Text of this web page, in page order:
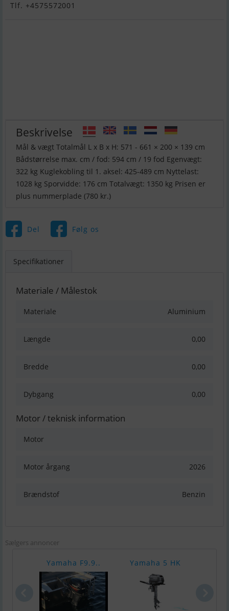
Tlf. +4575572001
Beskrivelse
Mål & vægt Totalmål L x B x H: 571 - 661 × 200 × 139 cm
Bådstørrelse max. cm / fod: 594 cm / 19 fod Egenvægt:
322 kg Kuglekobling til 1. aksel: 425-489 cm Nyttelast:
1028 kg Sporvidde: 176 cm Totalvægt: 1350 kg Prisen er
plus nummerplade (780 kr.)
Del Følg os
Specifikationer
Materiale / Målestok
Materiale Aluminium
Længde 0,00
Bredde 0,00
Dybgang 0,00
Motor / teknisk information
Motor
Motor årgang 2026
Brændstof Benzin
Sælgers annoncer
Yamaha F9.9.. Yamaha 5 HK